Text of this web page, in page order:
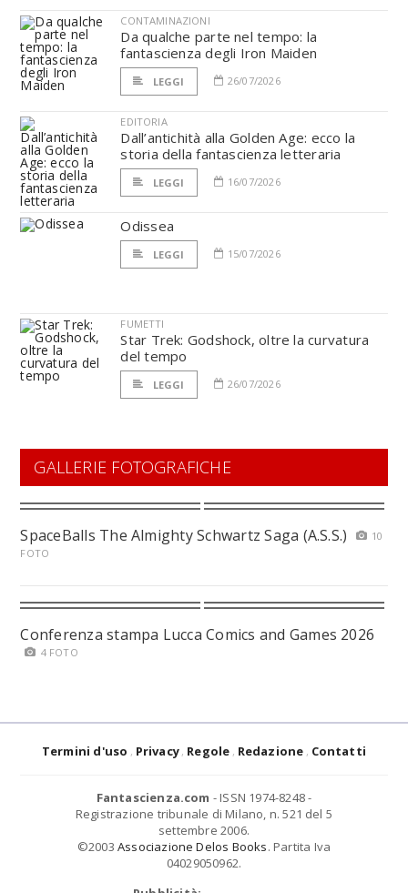
CONTAMINAZIONI
Da qualche parte nel tempo: la
fantascienza degli Iron Maiden
LEGGI 26/07/2026
EDITORIA
Dall’antichità alla Golden Age: ecco la
storia della fantascienza letteraria
LEGGI 16/07/2026
Odissea
LEGGI 15/07/2026
FUMETTI
Star Trek: Godshock, oltre la curvatura
del tempo
LEGGI 26/07/2026
GALLERIE FOTOGRAFICHE
SpaceBalls The Almighty Schwartz Saga (A.S.S.)
10
FOTO
Conferenza stampa Lucca Comics and Games 2026
4 FOTO
Termini d'uso Privacy Regole Redazione Contatti
Fantascienza.com - ISSN 1974-8248 -
Registrazione tribunale di Milano, n. 521 del 5
settembre 2006.
©2003 Associazione Delos Books. Partita Iva
04029050962.